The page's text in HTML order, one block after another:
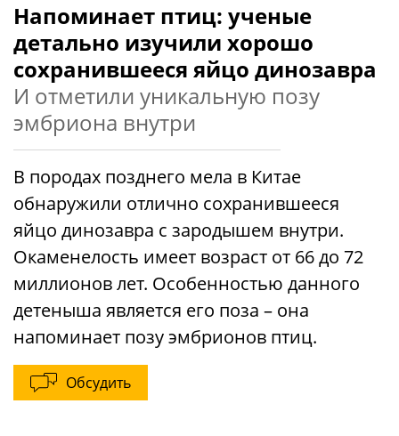
Напоминает птиц: ученые
детально изучили хорошо
сохранившееся яйцо динозавра
И отметили уникальную позу
эмбриона внутри
В породах позднего мела в Китае
обнаружили отлично сохранившееся
яйцо динозавра с зародышем внутри.
Окаменелость имеет возраст от 66 до 72
миллионов лет. Особенностью данного
детеныша является его поза – она
напоминает позу эмбрионов птиц.
Обсудить